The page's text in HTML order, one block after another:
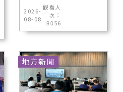
2026-
08-08
觀看人
次：
8056
地方新聞